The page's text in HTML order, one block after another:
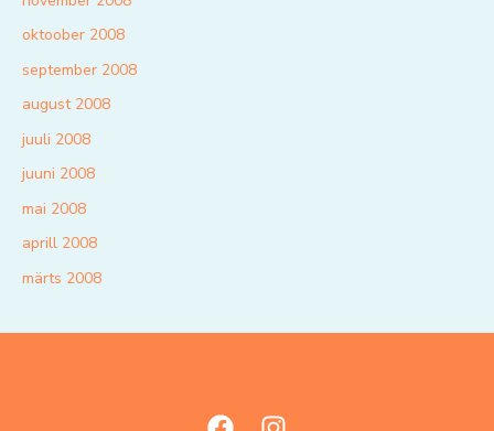
oktoober 2008
september 2008
august 2008
juuli 2008
juuni 2008
mai 2008
aprill 2008
märts 2008